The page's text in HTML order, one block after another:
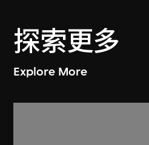
探索更多
Explore More